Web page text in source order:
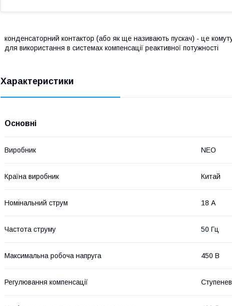
конденсаторний контактор (або як ще називають пускач) - це
для використання в системах компенсації реактивної потужності
Характеристики
Основні
Виробник NEO
Країна виробник Китай
Номінальний струм 18 А
Частота струму 50 Гц
Максимальна робоча напруга 450 В
Регулювання компенсації